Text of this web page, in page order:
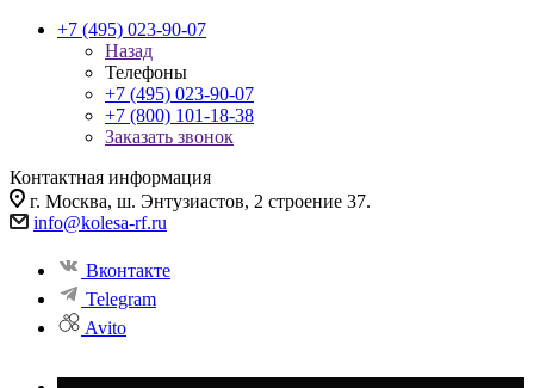
+7 (495) 023-90-07
Назад
Телефоны
+7 (495) 023-90-07
+7 (800) 101-18-38
Заказать звонок
Контактная информация
г. Москва, ш. Энтузиастов, 2 строение 37.
info@kolesa-rf.ru
Вконтакте
Telegram
Avito